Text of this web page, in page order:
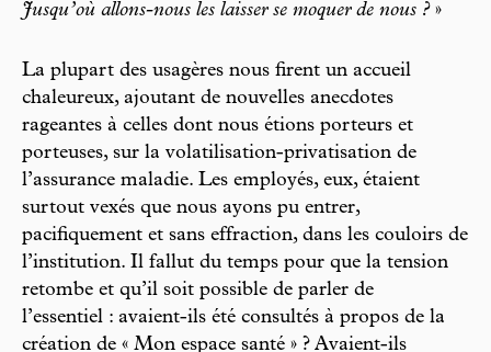
Jusqu’où allons-nous les laisser se moquer de nous ?»
La plupart des usagères nous firent un accueil
chaleureux, ajoutant de nouvelles anecdotes
rageantes à celles dont nous étions porteurs et
porteuses, sur la volatilisation-privatisation de
l’assurance maladie. Les employés, eux, étaient
surtout vexés que nous ayons pu entrer,
pacifiquement et sans effraction, dans les couloirs de
l’institution. Il fallut du temps pour que la tension
retombe et qu’il soit possible de parler de
l’essentiel : avaient-ils été consultés à propos de la
création de « Mon espace santé » ? Avaient-ils